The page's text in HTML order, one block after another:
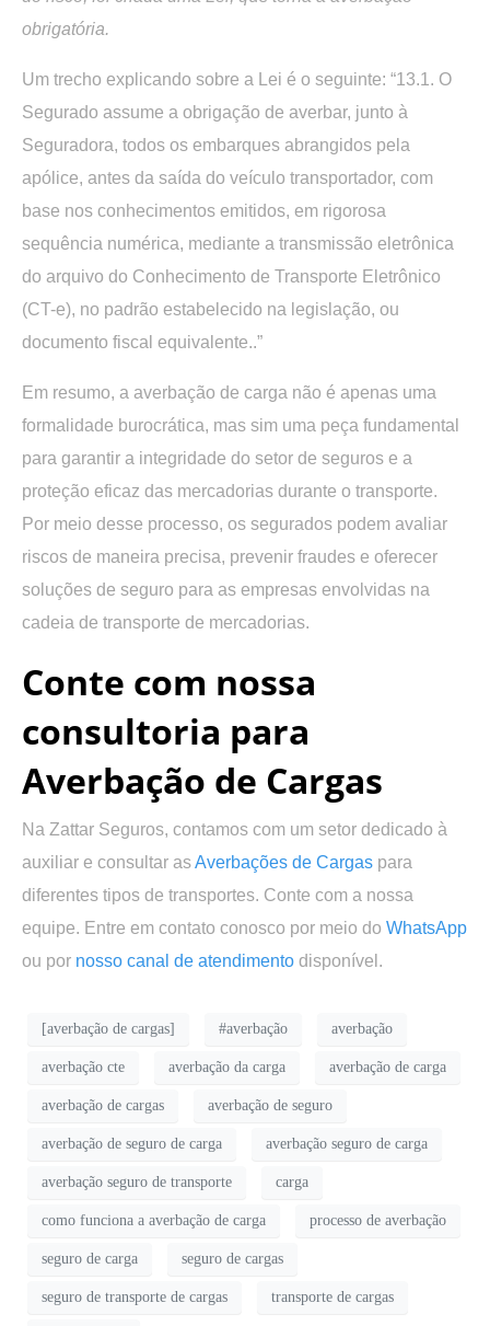
obrigatória.
Um trecho explicando sobre a Lei é o seguinte: “13.1. O
Segurado assume a obrigação de averbar, junto à
Seguradora, todos os embarques abrangidos pela
apólice, antes da saída do veículo transportador, com
base nos conhecimentos emitidos, em rigorosa
sequência numérica, mediante a transmissão eletrônica
do arquivo do Conhecimento de Transporte Eletrônico
(CT-e), no padrão estabelecido na legislação, ou
documento fiscal equivalente..”
Em resumo, a averbação de carga não é apenas uma
formalidade burocrática, mas sim uma peça fundamental
para garantir a integridade do setor de seguros e a
proteção eficaz das mercadorias durante o transporte.
Por meio desse processo, os segurados podem avaliar
riscos de maneira precisa, prevenir fraudes e oferecer
soluções de seguro para as empresas envolvidas na
cadeia de transporte de mercadorias.
Conte com nossa
consultoria para
Averbação de Cargas
Na Zattar Seguros, contamos com um setor dedicado à
auxiliar e consultar asAverbações de Cargas para
diferentes tipos de transportes. Conte com a nossa
equipe. Entre em contato conosco por meio do WhatsApp
ou por nosso canal de atendimento disponível.
[averbação de cargas] #averbação averbação
averbação cte averbação da carga averbação de carga
averbação de cargas averbação de seguro
averbação de seguro de carga averbação seguro de carga
averbação seguro de transporte carga
como funciona a averbação de carga processo de averbação
seguro de carga seguro de cargas
seguro de transporte de cargas transporte de cargas